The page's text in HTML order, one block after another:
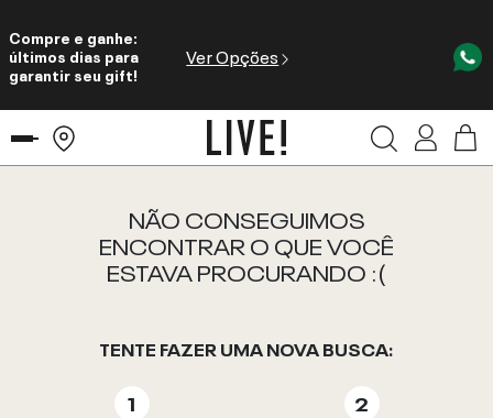
Compre e ganhe:
últimos dias para
garantir seu gift!
Ver Opções
NÃO CONSEGUIMOS
ENCONTRAR O QUE VOCÊ
ESTAVA PROCURANDO :(
TENTE FAZER UMA NOVA BUSCA: